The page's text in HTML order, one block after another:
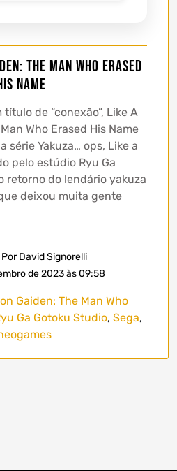
The Man Who Erased
Name
de “conexão”, Like A
Who Erased His Name
série Yakuza… ops, Like a
pelo estúdio Ryu Ga
retorno do lendário yakuza
deixou muita gente
Por David Signorelli
de 2023 às 09:58
Gaiden: The Man Who
Ga Gotoku Studio, Sega,